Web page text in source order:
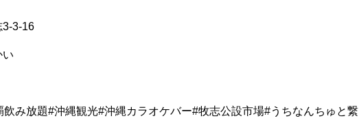
3-3-16
い
飲み放題#沖縄観光#沖縄カラオケバー#牧志公設市場#うちなんちゅと繋